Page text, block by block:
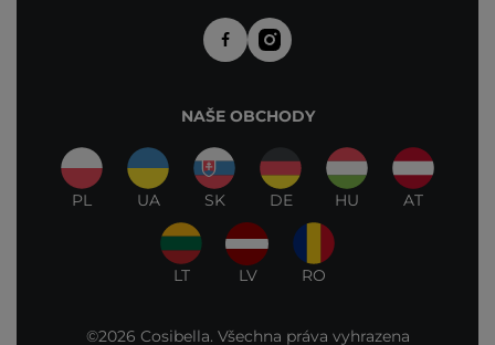
NAŠE OBCHODY
PL UA SK DE HU AT
LT LV RO
©2026 Cosibella. Všechna práva vyhrazena